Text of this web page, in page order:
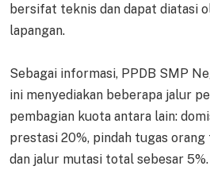
bersifat teknis dan dapat diatasi
lapangan.
Sebagai informasi, PPDB SMP
ini menyediakan beberapa jalur
pembagian kuota antara lain:
prestasi 20%, pindah tugas orang
dan jalur mutasi total sebesar 5%.